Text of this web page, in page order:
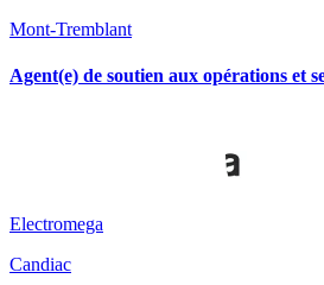
Mont-Tremblant
Agent(e) de soutien aux opérations et
Electromega
Candiac